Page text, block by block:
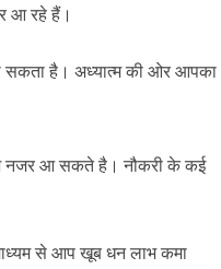
आ रहे हैं।
सकता है। अध्यात्म की ओर आपका
नजर आ सकते है। नौकरी के कई
से आप खूब धन लाभ कमा